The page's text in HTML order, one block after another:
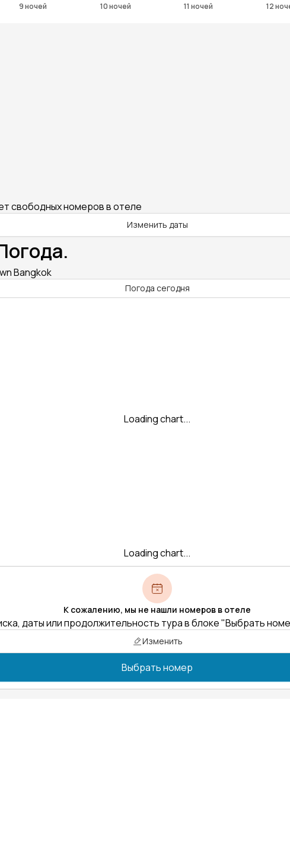
9 ночей 10 ночей 11 ночей 12
свободных номеров в отеле
Изменить даты
Bangkok
Погода сегодня
Loading chart...
Loading chart...
К сожалению, мы не нашли номеров в отеле
даты или продолжительность тура в блоке "Выбрать
Изменить
Выбрать номер